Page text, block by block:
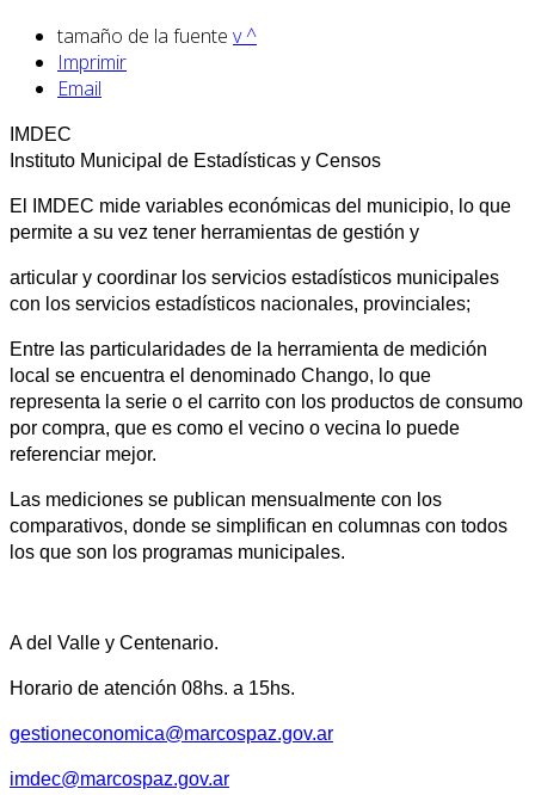
tamaño de la fuente v^
Imprimir
Email
IMDEC
Instituto Municipal de Estadísticas y Censos
El IMDEC mide variables económicas del municipio, lo que
permite a su vez tener herramientas de gestión y
articular y coordinar los servicios estadísticos municipales
con los servicios estadísticos nacionales, provinciales;
Entre las particularidades de la herramienta de medición
local se encuentra el denominado Chango, lo que
representa la serie o el carrito con los productos de consumo
por compra, que es como el vecino o vecina lo puede
referenciar mejor.
Las mediciones se publican mensualmente con los
comparativos, donde se simplifican en columnas con todos
los que son los programas municipales.
A del Valle y Centenario.
Horario de atención 08hs. a 15hs.
gestioneconomica@marcospaz.gov.ar
imdec@marcospaz.gov.ar